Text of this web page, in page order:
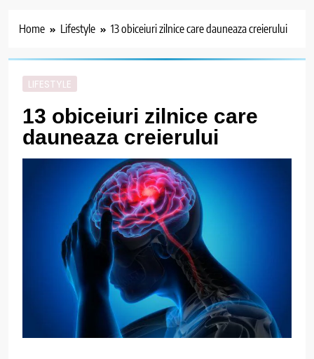
Home Lifestyle 13 obiceiuri zilnice care dauneaza creierului
LIFESTYLE
13 obiceiuri zilnice care
dauneaza creierului